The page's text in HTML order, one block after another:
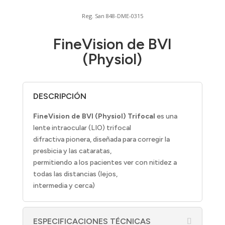
Reg. San 848-DME-0315
FineVision de BVI
(Physiol)
DESCRIPCIÓN
FineVision de BVI (Physiol) Trifocal es una
lente intraocular (LIO) trifocal
difractiva pionera, diseñada para corregir la
presbicia y las cataratas,
permitiendo a los pacientes ver con nitidez a
todas las distancias (lejos,
intermedia y cerca)
ESPECIFICACIONES TÉCNICAS